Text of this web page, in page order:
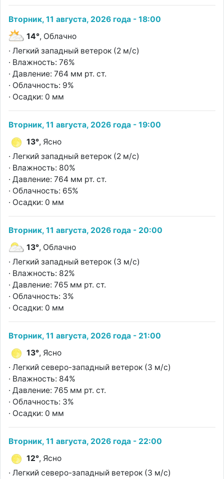
Вторник, 11 августа, 2026 года - 18:00
14°, Облачно
· Легкий западный ветерок (2 м/с)
· Влажность: 76%
· Давление: 764 мм рт. ст.
· Облачность: 9%
· Осадки: 0 мм
Вторник, 11 августа, 2026 года - 19:00
13°, Ясно
· Легкий западный ветерок (2 м/с)
· Влажность: 80%
· Давление: 764 мм рт. ст.
· Облачность: 65%
· Осадки: 0 мм
Вторник, 11 августа, 2026 года - 20:00
13°, Облачно
· Легкий западный ветерок (3 м/с)
· Влажность: 82%
· Давление: 765 мм рт. ст.
· Облачность: 3%
· Осадки: 0 мм
Вторник, 11 августа, 2026 года - 21:00
13°, Ясно
· Легкий северо-западный ветерок (3 м/с)
· Влажность: 84%
· Давление: 765 мм рт. ст.
· Облачность: 3%
· Осадки: 0 мм
Вторник, 11 августа, 2026 года - 22:00
12°, Ясно
· Легкий северо-западный ветерок (3 м/с)